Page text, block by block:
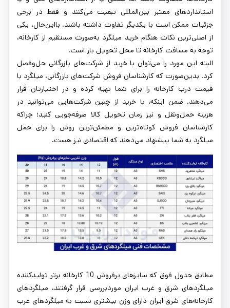
استانداردهای معتبر بین‌المللی تبعیت می‌کنند و فقط در برخی
جزئیات ممکن است با یکدیگر تفاوت داشته باشند. بااین‌حال، یکی
از اصلی‌ترین نکات هنگام خرید میلگرد به‌صورت مستقیم از کارخانه،
توجه به مسافت کارخانه تا محل تحویل بار است.
البته این مورد را می‌توان با خرید از شرکت‌های بازرگانی حل‌وفصل
کرد. بدین‌صورت که کارشناسان فروش شرکت‌های بازرگانی، میلگرد با
قیمت درب کارخانه را برای شما تهیه کرده و در اختیارتان قرار
می‌دهند. ضمن اینکه، با خرید از چنین شرکت‌هایی می‌توانید در
هزینه حمل‌ونقل و نیز زمان تحویل کالا صرفه‌جویی کنید؛ چراکه
کارشناسان فروش کوتاه‌ترین و مطمئن‌ترین روش را برای حمل
میلگرد به شما پیشنهاد می‌دهند که اقتصادی نیز هست.
مطابق جدول فوق که سایزهای پرفروش 10 کارخانه برتر تولیدکننده
میلگردهای شرق و غرب ایران موردبررسی قرار گرفتند، میلگردهای
کارخانه‌های شرق ایران دارای وزن بیشتری نسبت به میلگردهای غرب